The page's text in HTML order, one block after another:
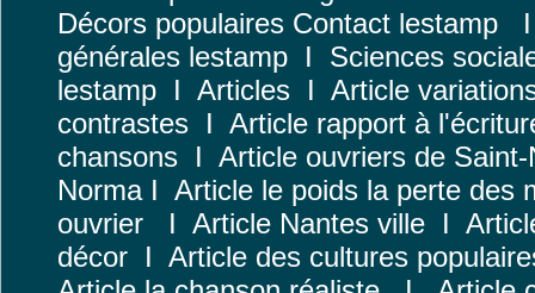
Décors populaires Contact lestamp
générales lestamp I Sciences
lestamp I Articles I Article
contrastes I Article rapport à
chansons I Article ouvriers de Saint-
NormaI Article le poids la perte des
ouvrier
I Article Nantes ville I
décor I Article des cultures